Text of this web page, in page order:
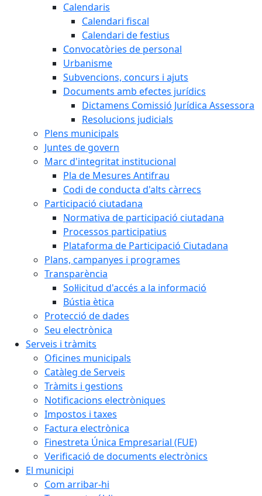
Calendaris
Calendari fiscal
Calendari de festius
Convocatòries de personal
Urbanisme
Subvencions, concurs i ajuts
Documents amb efectes jurídics
Dictamens Comissió Jurídica Assessora
Resolucions judicials
Plens municipals
Juntes de govern
Marc d'integritat institucional
Pla de Mesures Antifrau
Codi de conducta d'alts càrrecs
Participació ciutadana
Normativa de participació ciutadana
Processos participatius
Plataforma de Participació Ciutadana
Plans, campanyes i programes
Transparència
Sol·licitud d'accés a la informació
Bústia ètica
Protecció de dades
Seu electrònica
Serveis i tràmits
Oficines municipals
Catàleg de Serveis
Tràmits i gestions
Notificacions electròniques
Impostos i taxes
Factura electrònica
Finestreta Única Empresarial (FUE)
Verificació de documents electrònics
El municipi
Com arribar-hi